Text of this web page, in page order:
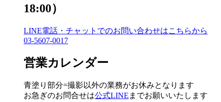
18:00）
LINE電話・チャットでのお問い合わせはこちらから
03-5607-0017
営業カレンダー
青塗り 部分=撮影以外の業務がお休みとなります
お急ぎのお問合せは公式LINE までお願いいたします